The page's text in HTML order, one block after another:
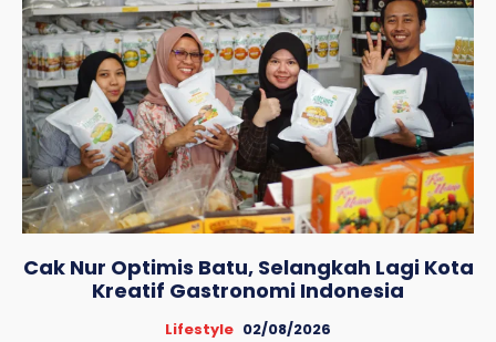
Cak Nur Optimis Batu, Selangkah Lagi Kota
Kreatif Gastronomi Indonesia
Lifestyle 02/08/2026